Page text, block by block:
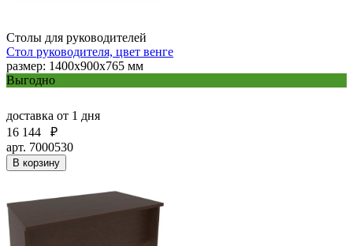
Столы для руководителей
Стол руководителя, цвет венге
размер: 1400x900x765 мм
Выгодно
доставка от 1 дня
16 144
₽
арт. 7000530
В корзину